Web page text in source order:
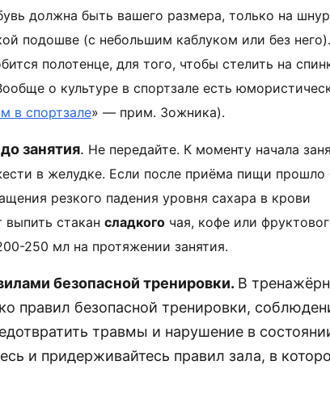
должна быть вашего размера, только на
подошве (с небольшим каблуком или без
полотенце, для того, чтобы стелить на
о культуре в спортзале есть
в спортзале» — прим. Зожника).
занятия. Не передайте. К моменту начала
в желудке. Если после приёма пищи прошло
резкого падения уровня сахара в крови
выпить стакан сладкого чая, кофе или
250 мл на протяжении занятия.
безопасной тренировки. В
правил безопасной тренировки,
травмы и нарушение в
и придерживайтесь правил зала, в